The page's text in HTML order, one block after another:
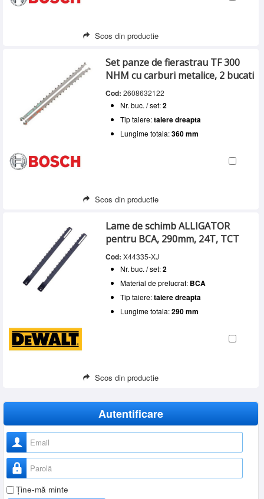
Scos din productie
Set panze de fierastrau TF 300
NHM cu carburi metalice, 2 bucati
Cod: 2608632122
Nr. buc. / set:2
Tip taiere:taiere dreapta
Lungime totala:360 mm
Scos din productie
Lame de schimb ALLIGATOR
pentru BCA, 290mm, 24T, TCT
Cod: X44335-XJ
Nr. buc. / set:2
Material de prelucrat: BCA
Tip taiere:taiere dreapta
Lungime totala:290 mm
Scos din productie
Autentificare
Nume utilizator
Parolă
Ţine-mă minte